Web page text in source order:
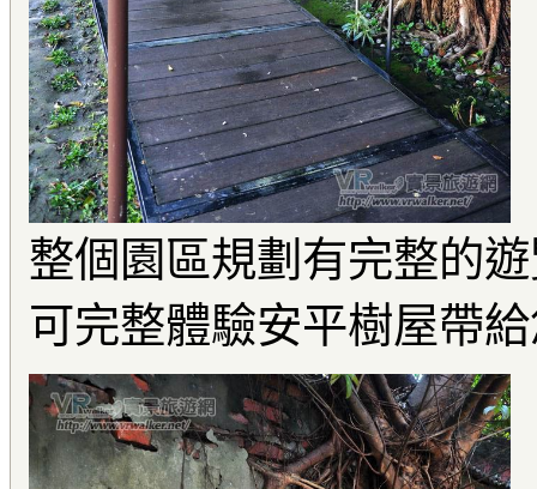
整個園區規劃有完整的
可完整體驗安平樹屋帶